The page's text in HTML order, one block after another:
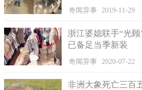
奇闻异事 2019-11-29
浙江婆媳联手“光
已备足当季新装
奇闻异事 2020-07-22
非洲大象死亡三百